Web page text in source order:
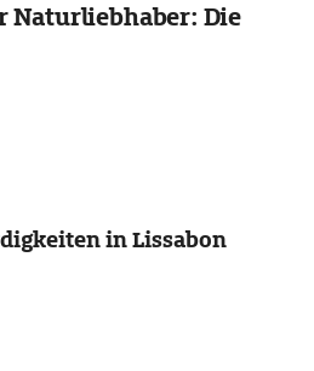
Naturliebhaber: Die
in Lissabon